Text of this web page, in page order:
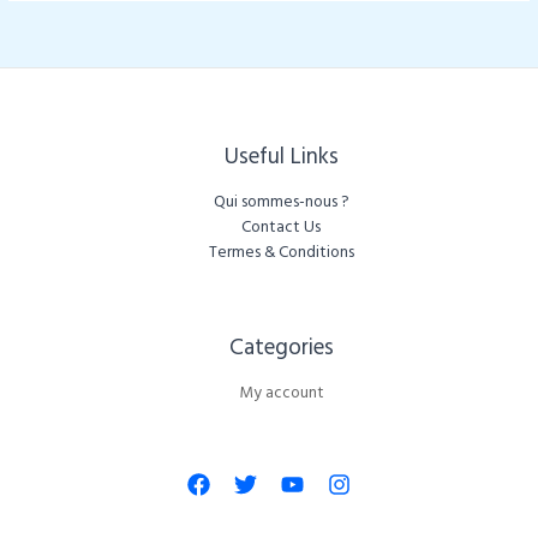
Useful Links
Qui sommes-nous ?
Contact Us
Termes & Conditions
Categories​
My account